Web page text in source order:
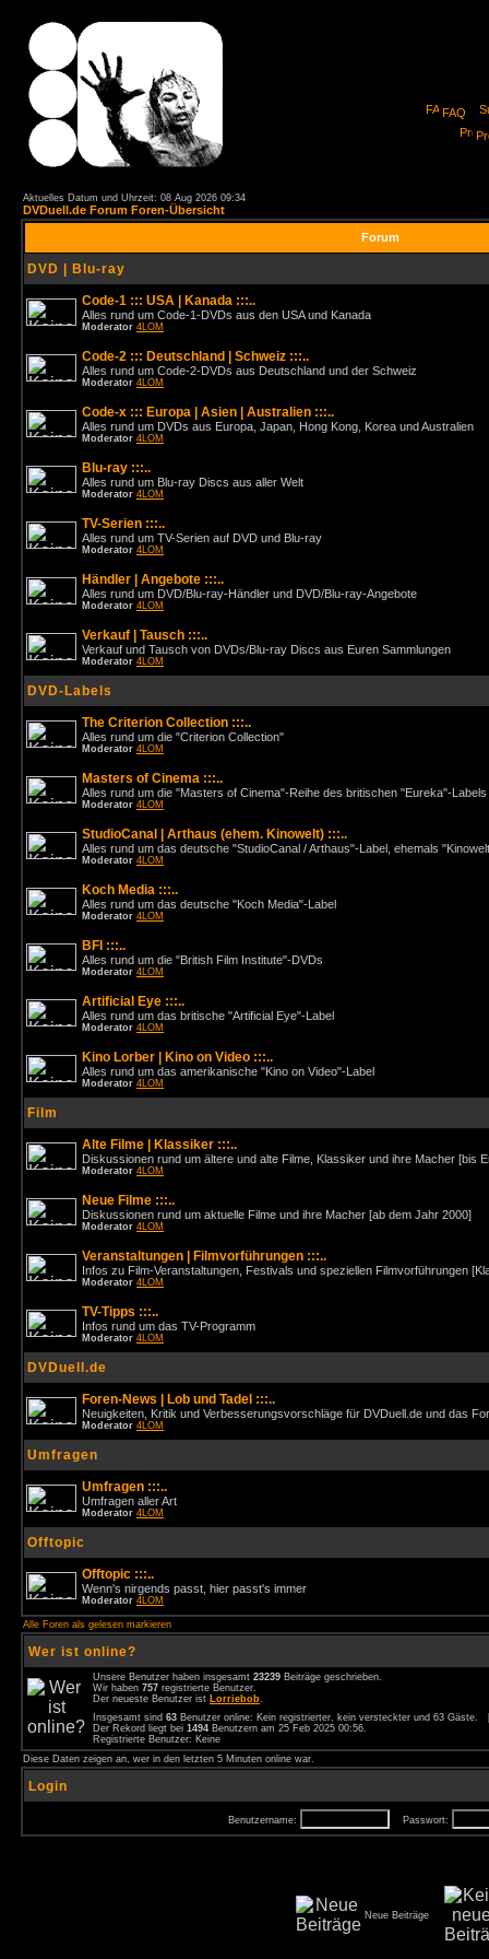
FAQ
Aktuelles Datum und Uhrzeit: 08 Aug 2026 09:34
DVDuell.de Forum Foren-Übersicht
Forum
DVD | Blu-ray
Code-1 ::: USA | Kanada :::..
Alles rund um Code-1-DVDs aus den USA und Kanada
Moderator 4LOM
Code-2 ::: Deutschland | Schweiz :::..
Alles rund um Code-2-DVDs aus Deutschland und der Schweiz
Moderator 4LOM
Code-x ::: Europa | Asien | Australien :::..
Alles rund um DVDs aus Europa, Japan, Hong Kong, Korea und Australien
Moderator 4LOM
Blu-ray :::..
Alles rund um Blu-ray Discs aus aller Welt
Moderator 4LOM
TV-Serien :::..
Alles rund um TV-Serien auf DVD und Blu-ray
Moderator 4LOM
Händler | Angebote :::..
Alles rund um DVD/Blu-ray-Händler und DVD/Blu-ray-Angebote
Moderator 4LOM
Verkauf | Tausch :::..
Verkauf und Tausch von DVDs/Blu-ray Discs aus Euren Sammlungen
Moderator 4LOM
DVD-Labels
The Criterion Collection :::..
Alles rund um die "Criterion Collection"
Moderator 4LOM
Masters of Cinema :::..
Alles rund um die "Masters of Cinema"-Reihe des britischen "Eureka"-Labels
Moderator 4LOM
StudioCanal | Arthaus (ehem. Kinowelt) :::..
Alles rund um das deutsche "StudioCanal / Arthaus"-Label, ehemals
Moderator 4LOM
Koch Media :::..
Alles rund um das deutsche "Koch Media"-Label
Moderator 4LOM
BFI :::..
Alles rund um die "British Film Institute"-DVDs
Moderator 4LOM
Artificial Eye :::..
Alles rund um das britische "Artificial Eye"-Label
Moderator 4LOM
Kino Lorber | Kino on Video :::..
Alles rund um das amerikanische "Kino on Video"-Label
Moderator 4LOM
Film
Alte Filme | Klassiker :::..
Diskussionen rund um ältere und alte Filme, Klassiker und ihre Macher [bis
Moderator 4LOM
Neue Filme :::..
Diskussionen rund um aktuelle Filme und ihre Macher [ab dem Jahr 2000]
Moderator 4LOM
Veranstaltungen | Filmvorführungen :::..
Infos zu Film-Veranstaltungen, Festivals und speziellen Filmvorführungen
Moderator 4LOM
TV-Tipps :::..
Infos rund um das TV-Programm
Moderator 4LOM
DVDuell.de
Foren-News | Lob und Tadel :::..
Neuigkeiten, Kritik und Verbesserungsvorschläge für DVDuell.de und das
Moderator 4LOM
Umfragen
Umfragen :::..
Umfragen aller Art
Moderator 4LOM
Offtopic
Offtopic :::..
Wenn's nirgends passt, hier passt's immer
Moderator 4LOM
Alle Foren als gelesen markieren
Wer ist online?
Unsere Benutzer haben insgesamt 23239 Beiträge geschrieben.
Wir haben 757 registrierte Benutzer.
Der neueste Benutzer ist Lorriebob.
Insgesamt sind 63 Benutzer online: Kein registrierter, kein versteckter und 63
Der Rekord liegt bei 1494 Benutzern am 25 Feb 2025 00:56.
Registrierte Benutzer: Keine
Diese Daten zeigen an, wer in den letzten 5 Minuten online war.
Login
Benutzername: Passwort:
Neue Beiträge